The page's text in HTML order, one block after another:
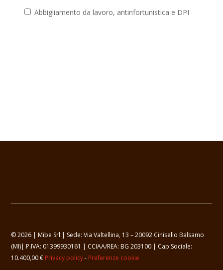
Abbigliamento da lavoro, antinfortunistica e DPI
© 2026 | Mibe Srl | Sede: Via Valtellina, 13 – 20092 Cinisello Balsamo
(MI)| P.IVA: 01399930161 | CCIAA/REA: BG 203100 | Cap.Sociale:
10.400,00 € Privacy policy- Preferenze cookie